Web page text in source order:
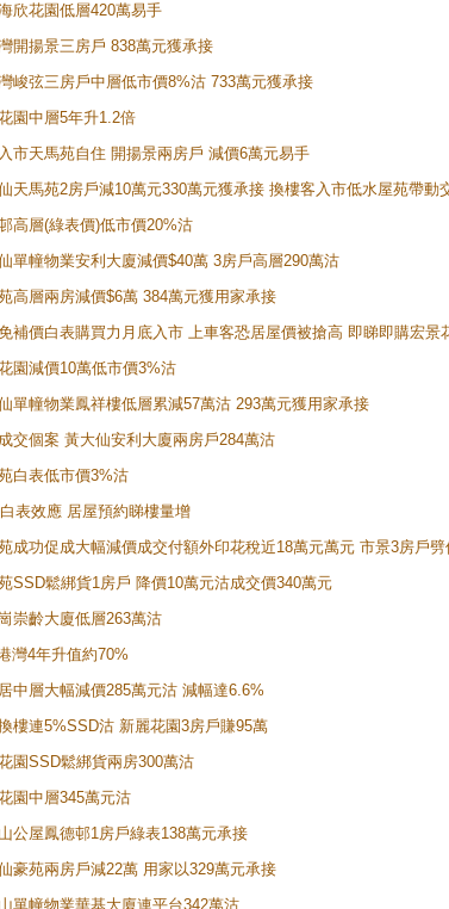
欣花園低層420萬易手
開揚景三房戶 838萬元獲承接
峻弦三房戶中層低市價8%沽 733萬元獲承接
園中層5年升1.2倍
市天馬苑自住 開揚景兩房戶 減價6萬元易手
天馬苑2房戶減10萬元330萬元獲承接 換樓客入市低水屋苑帶動
高層(綠表價)低市價20%沽
單幢物業安利大廈減價$40萬 3房戶高層290萬沽
高層兩房減價$6萬 384萬元獲用家承接
補價白表購買力月底入市 上車客恐居屋價被搶高 即睇即購宏景
園減價10萬低市價3%沽
單幢物業鳳祥樓低層累減57萬沽 293萬元獲用家承接
交個案 黃大仙安利大廈兩房戶284萬沽
白表低市價3%沽
表效應 居屋預約睇樓量增
成功促成大幅減價成交付額外印花稅近18萬元萬元 市景3房戶
SSD鬆綁貨1房戶 降價10萬元沽成交價340萬元
崇齡大廈低層263萬沽
灣4年升值約70%
中層大幅減價285萬元沽 減幅達6.6%
樓連5%SSD沽 新麗花園3房戶賺95萬
園SSD鬆綁貨兩房300萬沽
園中層345萬元沽
公屋鳳德邨1房戶綠表138萬元承接
豪苑兩房戶減22萬 用家以329萬元承接
單幢物業華基大廈連平台342萬沽